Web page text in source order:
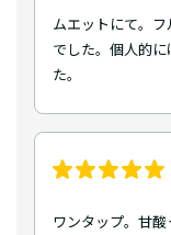
ムエットにて。
でした。個人的
た。
ワンタップ。甘